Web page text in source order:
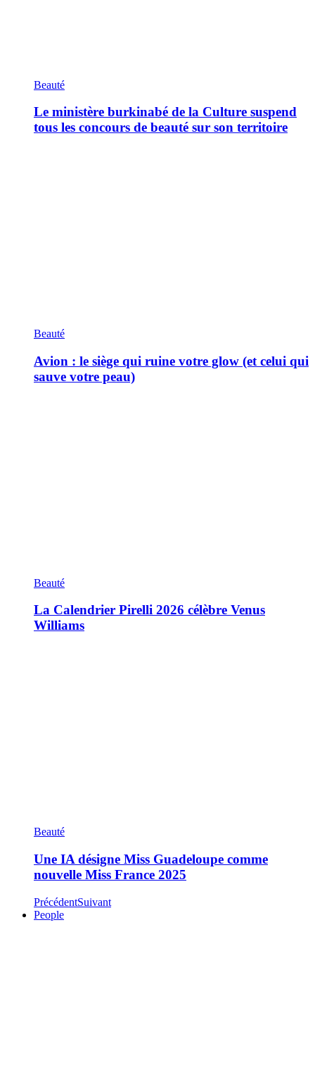
Beauté
Le ministère burkinabé de la Culture suspend
tous les concours de beauté sur son territoire
Beauté
Avion : le siège qui ruine votre glow (et celui qui
sauve votre peau)
Beauté
La Calendrier Pirelli 2026 célèbre Venus
Williams
Beauté
Une IA désigne Miss Guadeloupe comme
nouvelle Miss France 2025
PrécédentSuivant
People